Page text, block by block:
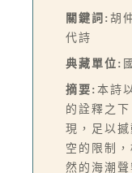
關鍵詞: 胡
代詩
典藏單位:
摘要: 本詩
的詮釋之
現，足以
空的限制
然的海潮